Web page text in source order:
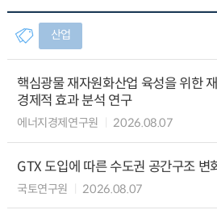
산업
핵심광물 재자원화산업 육성을 위한
경제적 효과 분석 연구
에너지경제연구원 2026.08.07
GTX 도입에 따른 수도권 공간구조 변
국토연구원 2026.08.07